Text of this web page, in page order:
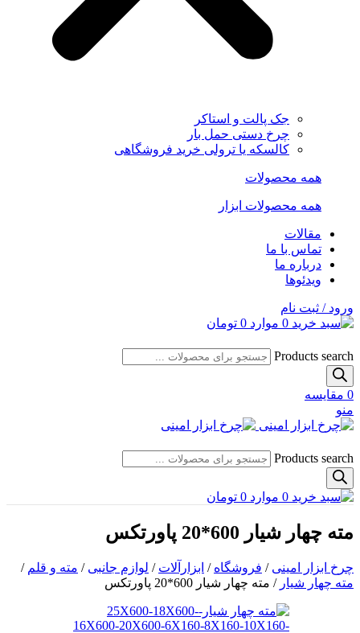
جک پالت و استاکر
چرخ دستی حمل بار
کالسکه یا ترولی خرید فروشگاهی
همه محصولات
همه محصولات ابزار
مقالات
تماس با ما
درباره ما
ویدئوها
ورود / ثبت نام
0 موارد 0 تومان
Products search
0 مقایسه
منو
Products search
0 موارد 0 تومان
مته چهار شیار 600*20 پاورتکس
چرخ ابزار امینی / فروشگاه / ابزارآلات / لوازم جانبی / مته و قلم /
مته چهار شیار / مته چهار شیار 600*20 پاورتکس